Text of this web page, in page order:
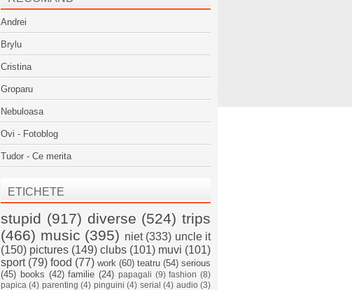
Andrei
Brylu
Cristina
Groparu
Nebuloasa
Ovi - Fotoblog
Tudor - Ce merita
ETICHETE
stupid (917) diverse (524) trips
(466) music (395) niet (333) uncle it
(150) pictures (149) clubs (101) muvi (101)
sport (79) food (77) work (60) teatru (54) serious
(45) books (42) familie (24) papagali (9) fashion (8)
papica (4) parenting (4) pinguini (4) serial (4) audio (3)